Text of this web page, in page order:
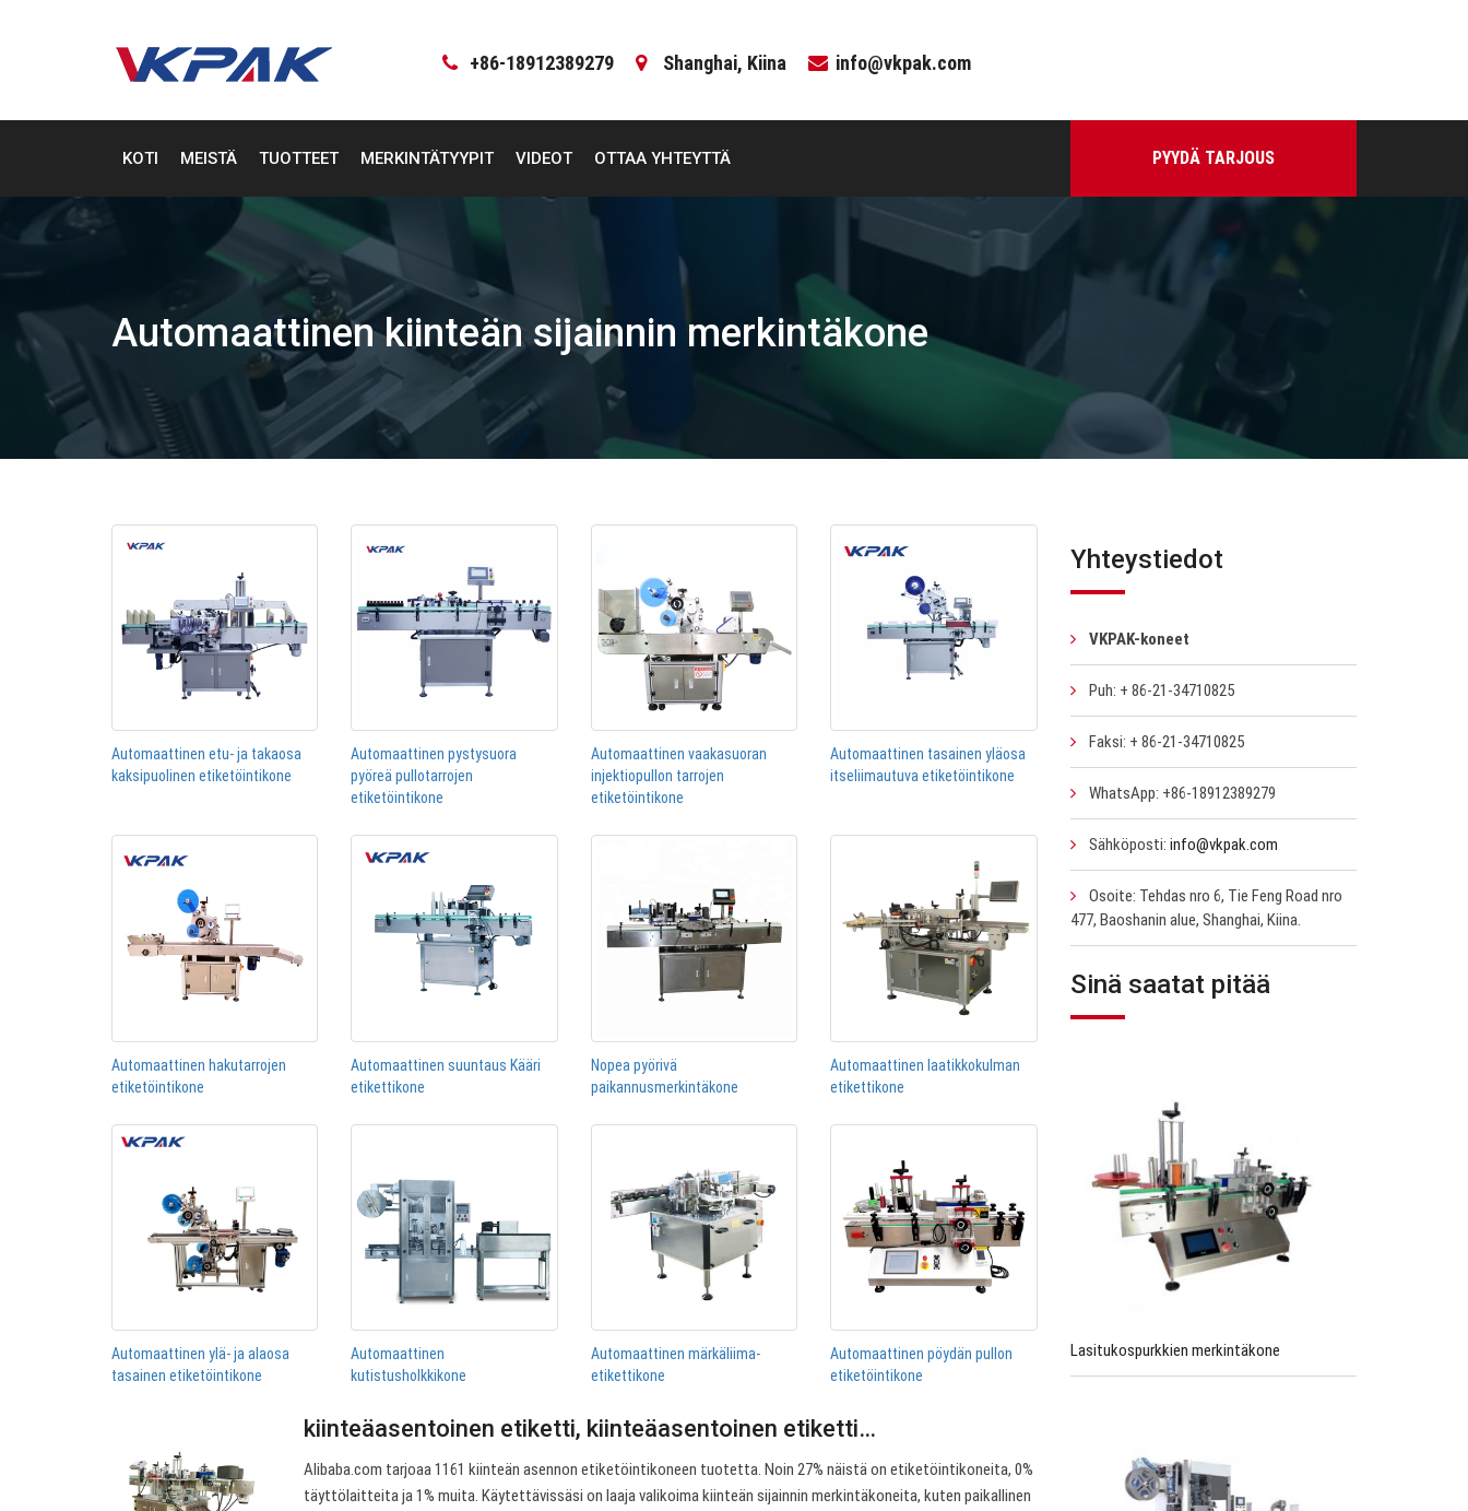
+86-18912389279 Shanghai, Kiina info@vkpak.com
KOTI MEISTÄ TUOTTEET MERKINTÄTYYPIT VIDEOT OTTAA YHTEYTTÄ PYYDÄ TARJOUS
Automaattinen kiinteän sijainnin merkintäkone
Automaattinen etu- ja takaosa
kaksipuolinen etiketöintikone
Automaattinen pystysuora
pyöreä pullotarrojen
etiketöintikone
Automaattinen vaakasuoran
injektiopullon tarrojen
etiketöintikone
Automaattinen tasainen yläosa
itseliimautuva etiketöintikone
Automaattinen hakutarrojen
etiketöintikone
Automaattinen suuntaus Kääri
etikettikone
Nopea pyörivä
paikannusmerkintäkone
Automaattinen laatikkokulman
etikettikone
Automaattinen ylä- ja alaosa
tasainen etiketöintikone
Automaattinen
kutistusholkkikone
Automaattinen märkäliima-
etikettikone
Automaattinen pöydän pullon
etiketöintikone
kiinteäasentoinen etiketti, kiinteäasentoinen etiketti…
Alibaba.com tarjoaa 1161 kiinteän asennon etiketöintikoneen tuotetta. Noin 27% näistä on etiketöintikoneita, 0%
täyttölaitteita ja 1% muita. Käytettävissäsi on laaja valikoima kiinteän sijainnin merkintäkoneita, kuten paikallinen
Yhteystiedot
VKPAK-koneet
Puh: + 86-21-34710825
Faksi: + 86-21-34710825
WhatsApp: +86-18912389279
Sähköposti: info@vkpak.com
Osoite: Tehdas nro 6, Tie Feng Road nro
477, Baoshanin alue, Shanghai, Kiina.
Sinä saatat pitää
Lasitukospurkkien merkintäkone